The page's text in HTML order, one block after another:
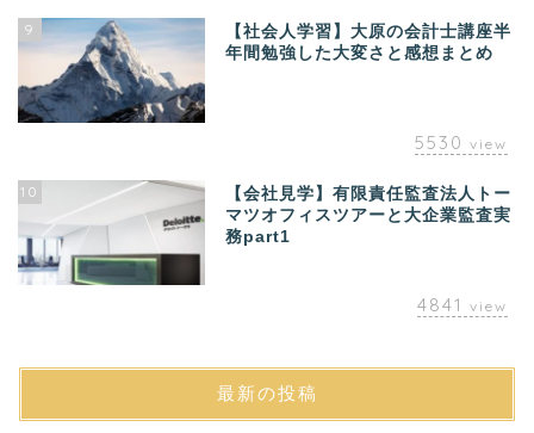
9
【社会人学習】大原の会計士講座半
年間勉強した大変さと感想まとめ
5530 view
10
【会社見学】有限責任監査法人トー
マツオフィスツアーと大企業監査実
務part1
4841 view
最新の投稿